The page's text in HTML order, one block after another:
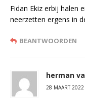
Fidan Ekiz erbij halen
neerzetten ergens in
BEANTWOORDEN
herman
28 MAART